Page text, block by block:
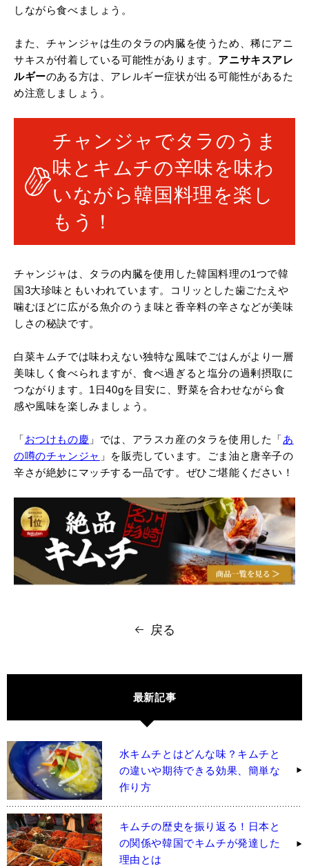
しながら食べましょう。
また、チャンジャは生のタラの内臓を使うため、稀にアニ
サキスが付着している可能性があります。 アニサキスアレ
ルギーのある方は、アレルギー症状が出る可能性があるた
め注意しましょう。
チャンジャでタラのうま
味とキムチの辛味を味わ
いながら韓国料理を楽し
もう！
チャンジャは、タラの内臓を使用した韓国料理の1つで韓
国3大珍味ともいわれています。コリッとした歯ごたえや
噛むほどに広がる魚介のうま味と香辛料の辛さなどが美味
しさの秘訣です。
白菜キムチでは味わえない独特な風味でごはんがより一層
美味しく食べられますが、食べ過ぎると塩分の過剰摂取に
つながります。1日40gを目安に、野菜を合わせながら食
感や風味を楽しみましょう。
「おつけもの慶 」では、アラスカ産のタラを使用した「あ
の噂のチャンジャ 」を販売しています。ごま油と唐辛子の
辛さが絶妙にマッチする一品です。ぜひご堪能ください！
戻る
最新記事
水キムチとはどんな味？キムチと
の違いや期待できる効果、簡単な
作り方
キムチの歴史を振り返る！日本と
の関係や韓国でキムチが発達した
理由とは